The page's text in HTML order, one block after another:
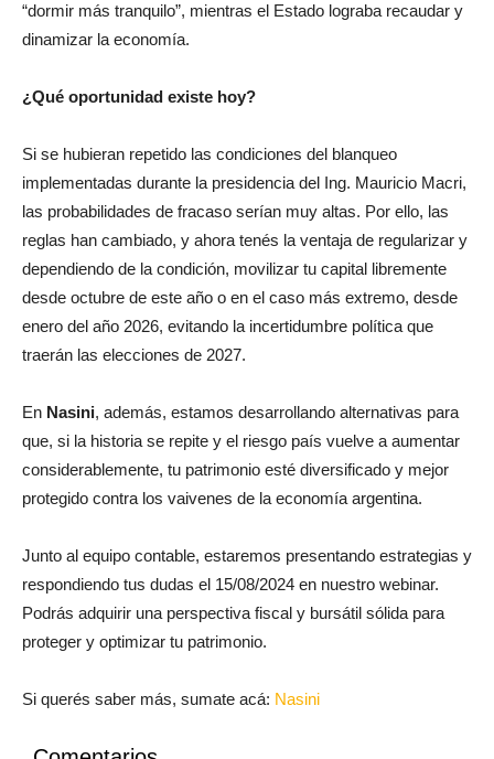
“dormir más tranquilo”, mientras el Estado lograba recaudar y
dinamizar la economía.
¿Qué oportunidad existe hoy?
Si se hubieran repetido las condiciones del blanqueo
implementadas durante la presidencia del Ing. Mauricio Macri,
las probabilidades de fracaso serían muy altas. Por ello, las
reglas han cambiado, y ahora tenés la ventaja de regularizar y
dependiendo de la condición, movilizar tu capital libremente
desde octubre de este año o en el caso más extremo, desde
enero del año 2026, evitando la incertidumbre política que
traerán las elecciones de 2027.
En Nasini, además, estamos desarrollando alternativas para
que, si la historia se repite y el riesgo país vuelve a aumentar
considerablemente, tu patrimonio esté diversificado y mejor
protegido contra los vaivenes de la economía argentina.
Junto al equipo contable, estaremos presentando estrategias y
respondiendo tus dudas el 15/08/2024 en nuestro webinar.
Podrás adquirir una perspectiva fiscal y bursátil sólida para
proteger y optimizar tu patrimonio.
Si querés saber más, sumate acá: Nasini